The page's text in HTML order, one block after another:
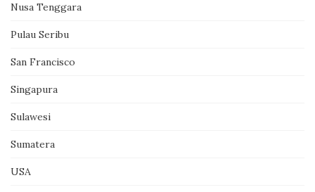
Nusa Tenggara
Pulau Seribu
San Francisco
Singapura
Sulawesi
Sumatera
USA